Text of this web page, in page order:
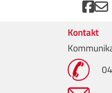
Kontakt